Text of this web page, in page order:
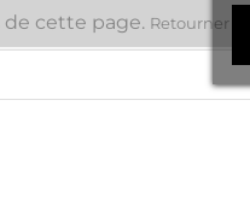
de cette page. Retourner